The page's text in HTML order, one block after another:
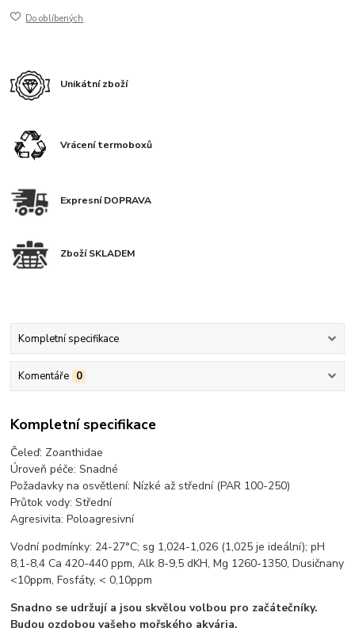
Do oblíbených
Unikátní zboží
Vrácení termoboxů
Expresní DOPRAVA
Zboží SKLADEM
Kompletní specifikace
Komentáře 0
Kompletní specifikace
Čeleď: Zoanthidae
Úroveň péče: Snadné
Požadavky na osvětlení: Nízké až střední (PAR 100-250)
Průtok vody: Střední
Agresivita: Poloagresivní
Vodní podmínky: 24-27°C; sg 1,024-1,026 (1,025 je ideální); pH
8,1-8,4 Ca 420-440 ppm, Alk 8-9,5 dKH, Mg 1260-1350, Dusičnany
<10ppm, Fosfáty, < 0,10ppm
Snadno se udržují a jsou skvělou volbou pro začátečníky.
Budou ozdobou vašeho mořského akvária.